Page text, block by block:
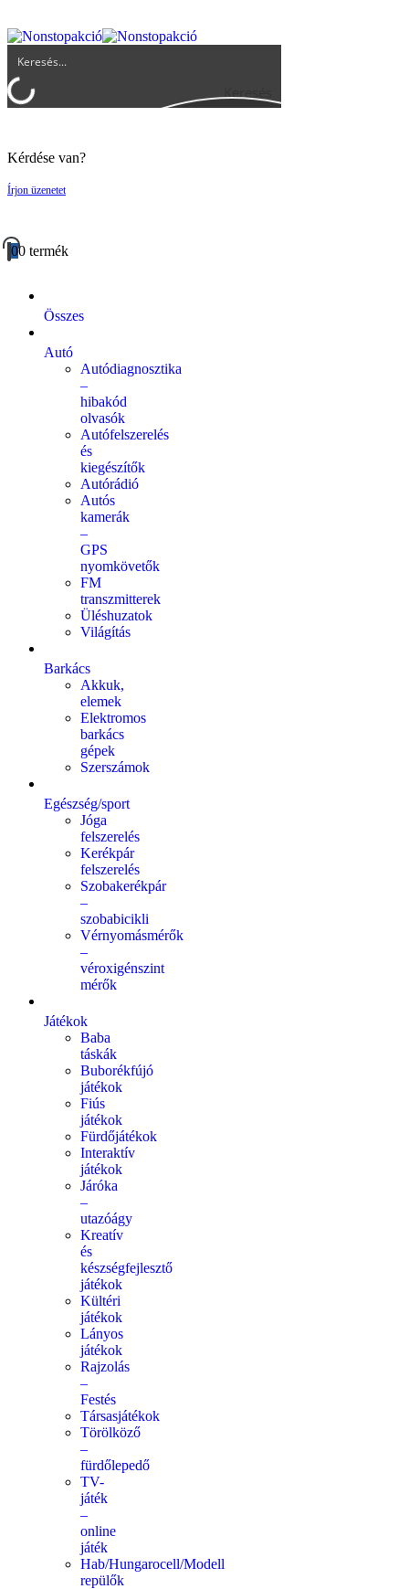
Keresés
Kérdése van?
Írjon üzenetet
00 termék
Összes
Autó
Autódiagnosztika
–
hibakód
olvasók
Autófelszerelés
és
kiegészítők
Autórádió
Autós
kamerák
–
GPS
nyomkövetők
FM
transzmitterek
Üléshuzatok
Világítás
Barkács
Akkuk,
elemek
Elektromos
barkács
gépek
Szerszámok
Egészség/sport
Jóga
felszerelés
Kerékpár
felszerelés
Szobakerékpár
–
szobabicikli
Vérnyomásmérők
–
véroxigénszint
mérők
Játékok
Baba
táskák
Buborékfújó
játékok
Fiús
játékok
Fürdőjátékok
Interaktív
játékok
Járóka
–
utazóágy
Kreatív
és
készségfejlesztő
játékok
Kültéri
játékok
Lányos
játékok
Rajzolás
–
Festés
Társasjátékok
Törölköző
–
fürdőlepedő
TV-
játék
–
online
játék
Hab/Hungarocell/Modell
repülők